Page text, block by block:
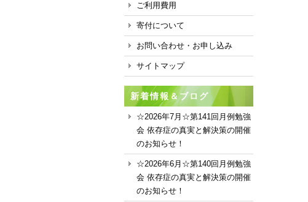
ご利用費用
寄付について
お問い合わせ・お申し込み
サイトマップ
新着情報＆ブログ
☆2026年7月☆第141回月例勉強
会 依存症の真実と解決策の開催
のお知らせ！
☆2026年6月☆第140回月例勉強
会 依存症の真実と解決策の開催
のお知らせ！